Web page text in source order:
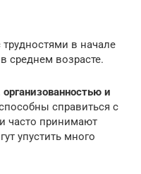
в начале
среднем возрасте.
и
справиться с
часто принимают
упустить много